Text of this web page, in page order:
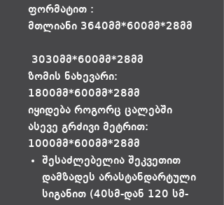
ფორმატით :
მთლიანი 3640მმ*600მმ*28მმ
3030მმ*600მმ*28მმ
ზომის ნახევარი:
1800მმ*600მმ*28მმ
იყიდება როგორც ცალებში
ასევე გრძივი მეტრით:
1000მმ*600მმ*28მმ
შესაძლებელია შეკვეთით
დამზადეს არასტანდარტული
სიგანით (40სმ-დან 120 სმ-